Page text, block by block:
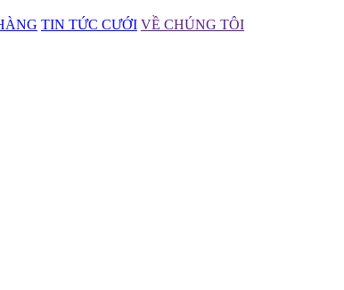
TIN TỨC CƯỚI VỀ CHÚNG TÔI